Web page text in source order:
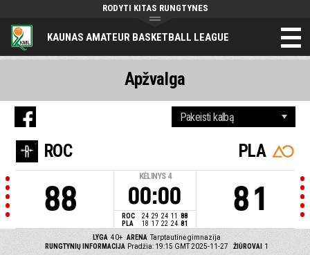
KAUNAS AMATEUR BASKETBALL LEAGUE
RODYTI KITAS RUNGTYNES
ROC
88
KĖLINYS 4
00:00
ROC 24 29 24 11 88
PLA
18 17 22 24 81
PLA
81
LYGA 40+ ARENA Tarptautinė gimnazija
RUNGTYNIŲ INFORMACIJA Pradžia: 19:15 GMT 2025-11-27 ŽIŪROVAI 1
Apžvalga